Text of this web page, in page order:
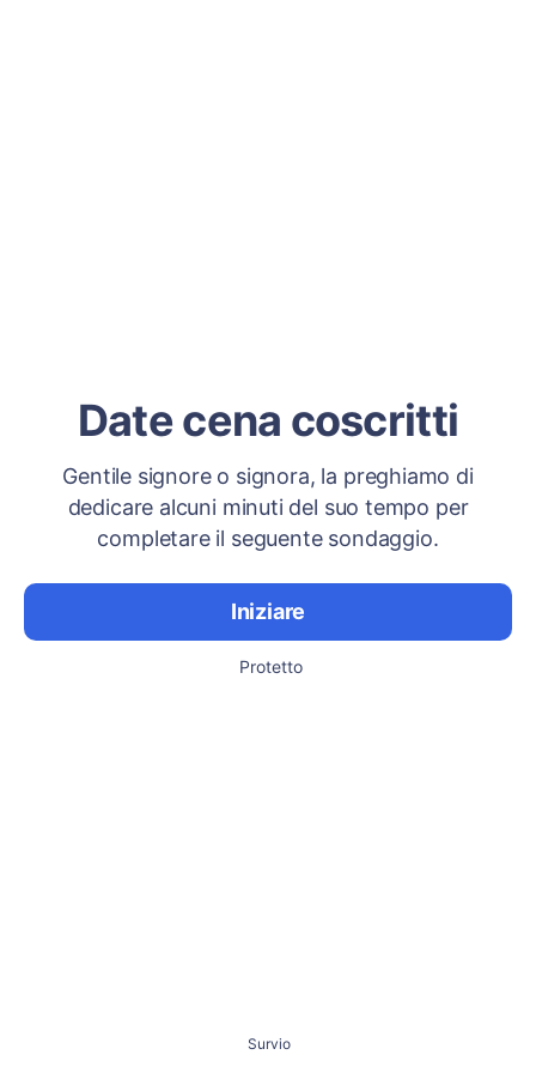
Date cena coscritti
Gentile signore o signora, la preghiamo di
dedicare alcuni minuti del suo tempo per
completare il seguente sondaggio.
Iniziare
Protetto
Survio